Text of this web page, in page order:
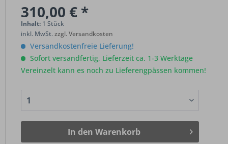
310,00 € *
Inhalt: 1 Stück
inkl. MwSt.zzgl. Versandkosten
Versandkostenfreie Lieferung!
Sofort versandfertig, Lieferzeit ca. 1-3 Werktage
Vereinzelt kann es noch zu Lieferengpässen kommen!
In den Warenkorb